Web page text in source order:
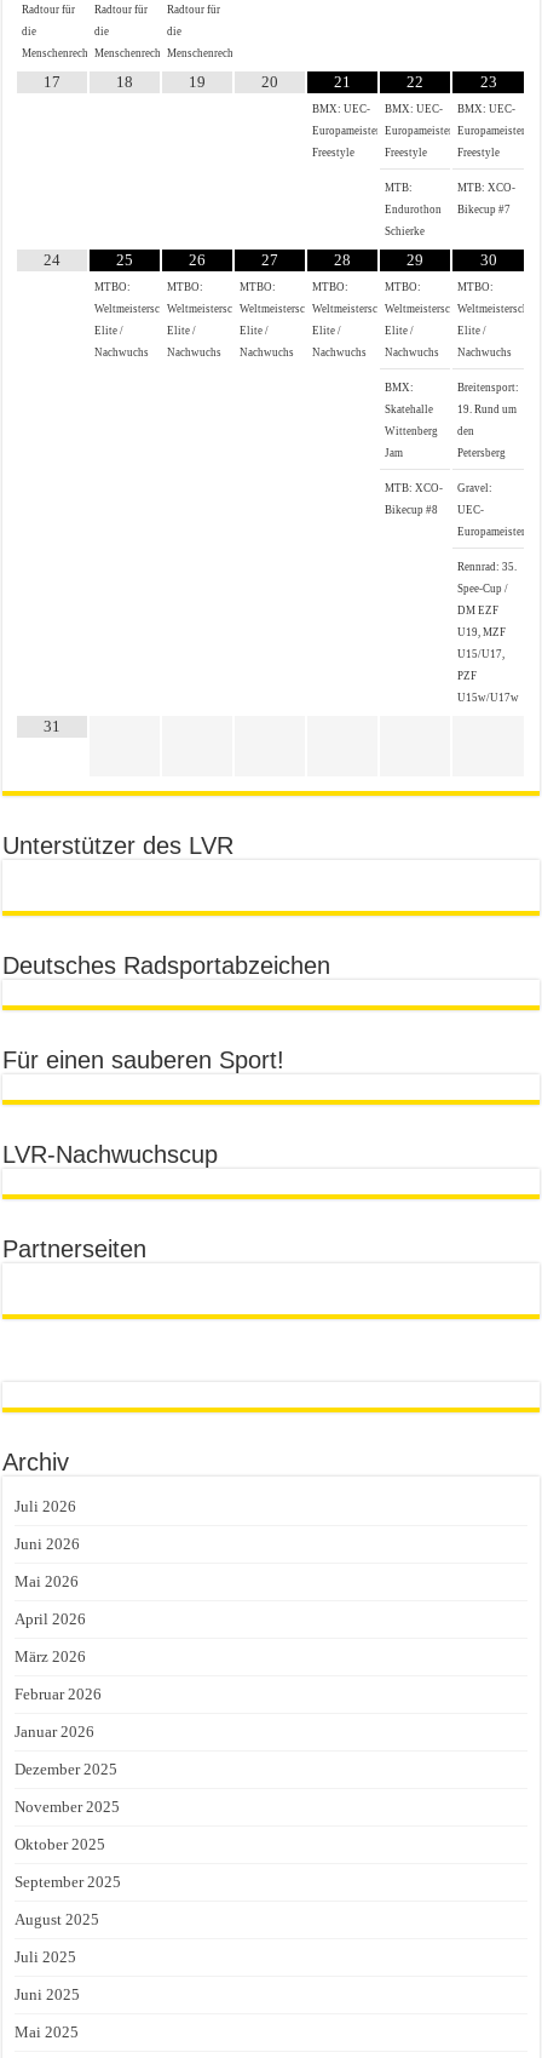
Radtour für
die
Menschenrechte
Radtour für
die
Menschenrechte
Radtour für
die
Menschenrechte
17 18 19 20 21
BMX: UEC-
Europameisterschaft
Freestyle
22
BMX: UEC-
Europameisterschaft
Freestyle
MTB:
Endurothon
Schierke
23
BMX: UEC-
Freestyle
MTB: XCO-
Bikecup #7
24 25
MTBO:
Weltmeisterschaften
Elite /
Nachwuchs
26
MTBO:
Weltmeisterschaften
Elite /
Nachwuchs
27
MTBO:
Weltmeisterschaften
Elite /
Nachwuchs
28
MTBO:
Weltmeisterschaften
Elite /
Nachwuchs
29
MTBO:
Weltmeisterschaften
Elite /
Nachwuchs
BMX:
Skatehalle
Wittenberg
Jam
MTB: XCO-
Bikecup #8
30
MTBO:
Elite /
Nachwuchs
Breitensport:
19. Rund um
den
Petersberg
Gravel:
UEC-
Rennrad: 35.
Spee-Cup /
DM EZF
U19, MZF
U15/U17,
PZF
U15w/U17w
31
Unterstützer des LVR
Deutsches Radsportabzeichen
Für einen sauberen Sport!
LVR-Nachwuchscup
Partnerseiten
Archiv
Juli 2026
Juni 2026
Mai 2026
April 2026
März 2026
Februar 2026
Januar 2026
Dezember 2025
November 2025
Oktober 2025
September 2025
August 2025
Juli 2025
Juni 2025
Mai 2025